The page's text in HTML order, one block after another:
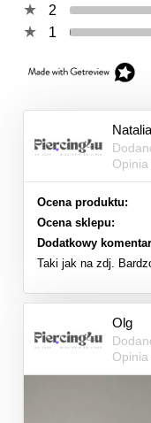
2
1
Natalia
Ocena produktu:
Ocena sklepu:
Dodatkowy
Taki jak na zdj.
Olg